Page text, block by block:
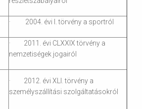
· 2004. évi I. törvény a sportról
· 2011. évi CLXXIX törvény a
nemzetiségek jogairól
· 2012. évi XLI. törvény a
személyszállítási szolgáltatásokról